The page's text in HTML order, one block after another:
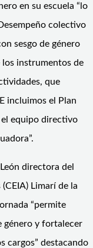
en su escuela “lo
colectivo
sesgo de género
los instrumentos de
que
incluimos el Plan
el equipo directivo
directora del
Limarí de la
“permite
género y fortalecer
cargos” destacando